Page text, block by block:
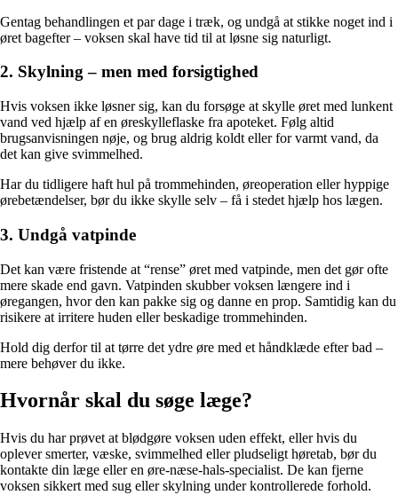
Gentag behandlingen et par dage i træk, og undgå at stikke noget ind i
øret bagefter – voksen skal have tid til at løsne sig naturligt.
2. Skylning – men med forsigtighed
Hvis voksen ikke løsner sig, kan du forsøge at skylle øret med lunkent
vand ved hjælp af en øreskylleflaske fra apoteket. Følg altid
brugsanvisningen nøje, og brug aldrig koldt eller for varmt vand, da
det kan give svimmelhed.
Har du tidligere haft hul på trommehinden, øreoperation eller hyppige
ørebetændelser, bør du ikke skylle selv – få i stedet hjælp hos lægen.
3. Undgå vatpinde
Det kan være fristende at “rense” øret med vatpinde, men det gør ofte
mere skade end gavn. Vatpinden skubber voksen længere ind i
øregangen, hvor den kan pakke sig og danne en prop. Samtidig kan du
risikere at irritere huden eller beskadige trommehinden.
Hold dig derfor til at tørre det ydre øre med et håndklæde efter bad –
mere behøver du ikke.
Hvornår skal du søge læge?
Hvis du har prøvet at blødgøre voksen uden effekt, eller hvis du
oplever smerter, væske, svimmelhed eller pludseligt høretab, bør du
kontakte din læge eller en øre-næse-hals-specialist. De kan fjerne
voksen sikkert med sug eller skylning under kontrollerede forhold.